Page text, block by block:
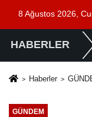
8 Ağustos 2026,
HABERLER
Haberler
GÜNDEM